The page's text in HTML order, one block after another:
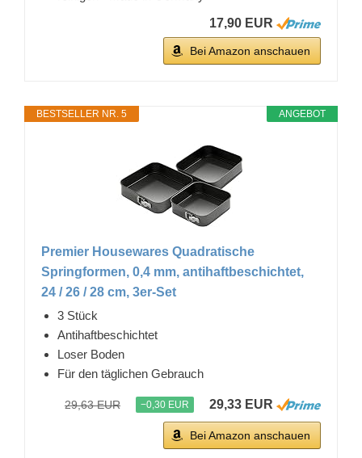
17,90 EUR
Bei Amazon anschauen
ANGEBOT
BESTSELLER NR. 5
Premier Housewares Quadratische
Springformen, 0,4 mm, antihaftbeschichtet,
24 / 26 / 28 cm, 3er-Set
3 Stück
Antihaftbeschichtet
Loser Boden
Für den täglichen Gebrauch
29,63 EUR −0,30 EUR 29,33 EUR
Bei Amazon anschauen